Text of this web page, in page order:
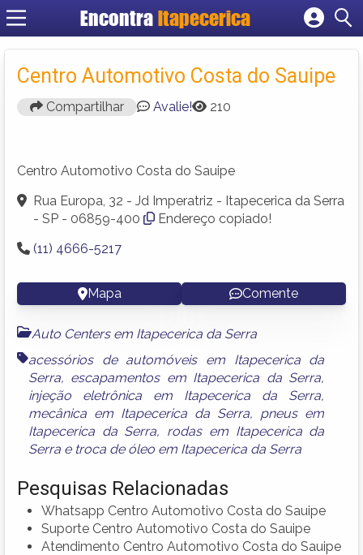
Encontra Itapecerica
Cadastrar empresa
Criar conta
Centro Automotivo Costa do Sauipe
Compartilhar Avalie! 210
Centro Automotivo Costa do Sauipe
Rua Europa, 32 - Jd Imperatriz - Itapecerica da Serra
- SP - 06859-400
Endereço copiado!
(11) 4666-5217
Mapa Comente
Auto Centers em Itapecerica da Serra
acessórios de automóveis em Itapecerica da
Serra, escapamentos em Itapecerica da Serra,
injeção eletrônica em Itapecerica da Serra,
mecânica em Itapecerica da Serra, pneus em
Itapecerica da Serra, rodas em Itapecerica da
Serra e troca de óleo em Itapecerica da Serra
Pesquisas Relacionadas
Whatsapp Centro Automotivo Costa do Sauipe
Suporte Centro Automotivo Costa do Sauipe
Atendimento Centro Automotivo Costa do Sauipe